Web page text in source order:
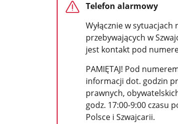
Telefon alarmowy
Wyłącznie w
przebywających w
jest kontakt pod
PAMIĘTAJ! Pod
informacji dot. godzin
prawnych,
godz. 17:00-9:00 czasu
Polsce i Szwajcarii.